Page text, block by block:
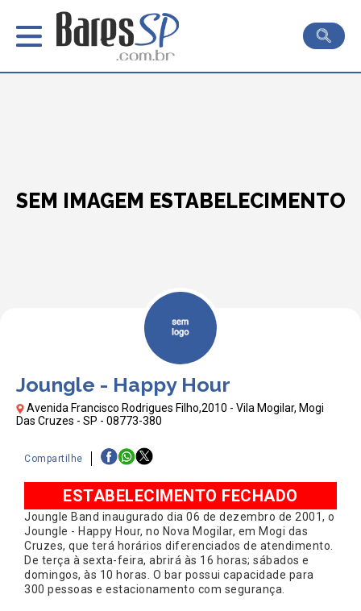
SEM IMAGEM ESTABELECIMENTO
Joungle - Happy Hour
Avenida Francisco Rodrigues Filho,2010 - Vila Mogilar, Mogi
Das Cruzes - SP - 08773-380
Compartilhe
ESTABELECIMENTO FECHADO
Joungle Band inaugurado dia 06 de dezembro de 2001, o
Joungle - Happy Hour, no Nova Mogilar, em Mogi das
Cruzes, que terá horários diferenciados de atendimento.
De terça à sexta-feira, abrirá às 16 horas; sábados e
domingos, às 10 horas. O bar possui capacidade para
300 pessoas e estacionamento com segurança.